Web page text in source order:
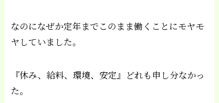
なのになぜか定年までこのまま働くことにモヤモ
ヤしていました。
『休み、給料、環境、安定』どれも申し分なかっ
た。